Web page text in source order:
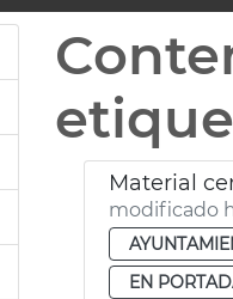
Material
modificado
EN